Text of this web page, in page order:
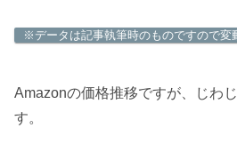
※データは記事執筆時のものですので変
Amazonの価格推移ですが、じわ
す。